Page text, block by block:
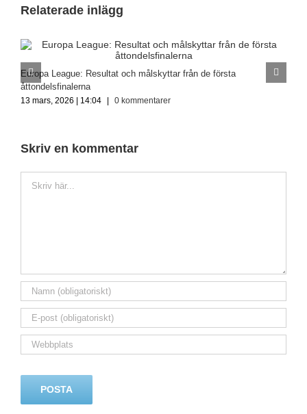
Relaterade inlägg
Europa League: Resultat och målskyttar från de första
åttondelsfinalerna
13 mars, 2026 | 14:04 | 0 kommentarer
Skriv en kommentar